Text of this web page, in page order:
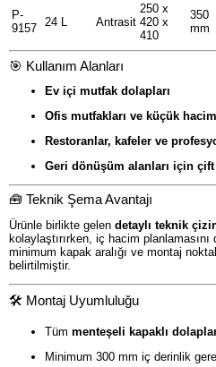
P-
9157
24 L Antrasit
250 x
420 x
410
350
mm
🎯 Kullanım Alanları
Ev içi mutfak dolapları
Ofis mutfakları ve küçük
Restoranlar, kafeler ve
Geri dönüşüm alanları için
🧰 Teknik Şema Avantajı
Ürünle birlikte gelen detaylı teknik
kolaylaştırırken, iç hacim
minimum kapak aralığı ve montaj
belirtilmiştir.
🛠️ Montaj Uyumluluğu
Tüm menteşeli kapaklı
Minimum 300 mm iç derinlik